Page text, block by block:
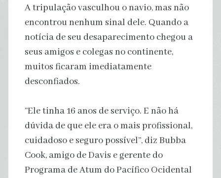
A tripulação vasculhou o navio, mas não
encontrou nenhum sinal dele. Quando a
notícia de seu desaparecimento chegou a
seus amigos e colegas no continente,
muitos ficaram imediatamente
desconfiados.
“Ele tinha 16 anos de serviço. E não há
dúvida de que ele era o mais profissional,
cuidadoso e seguro possível”, diz Bubba
Cook, amigo de Davis e gerente do
Programa de Atum do Pacífico Ocidental